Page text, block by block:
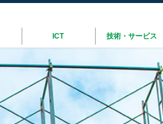
ICT 技術・サービス